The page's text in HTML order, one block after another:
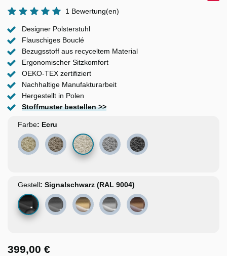
1 Bewertung(en)
Designer Polsterstuhl
Flauschiges Bouclé
Bezugsstoff aus recyceltem Material
Ergonomischer Sitzkomfort
OEKO-TEX zertifiziert
Nachhaltige Manufakturarbeit
Hergestellt in Polen
Stoffmuster bestellen >>
Farbe
Beige Braun
Ecru
HellgrauDunkelgrau
Gestell
Signalschwarz (RAL 9004)
Basaltgrau (RAL 7012)
Gold Chrom Kupfer
399,00 €